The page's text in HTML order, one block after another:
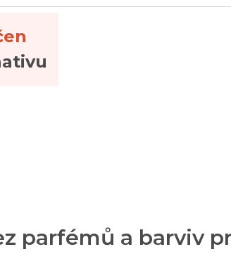
parfémů a barviv